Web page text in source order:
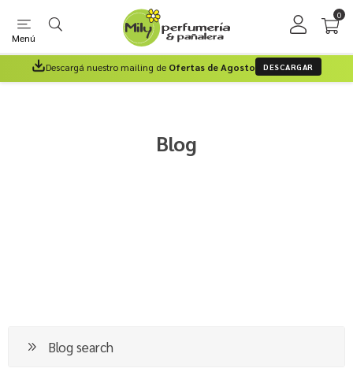
Menú
0
Descargá nuestro mailing de Ofertas de Agosto DESCARGAR
Blog
Blog search